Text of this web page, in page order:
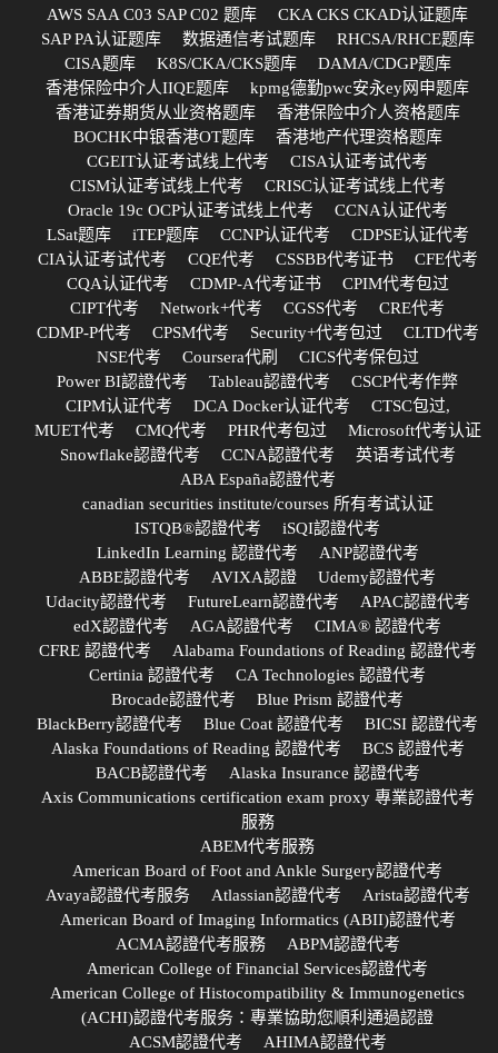
AWS SAA C03 SAP C02 题库
CKA CKS CKAD认证题库
SAP PA认证题库
数据通信考试题库
RHCSA/RHCE题库
CISA题库
K8S/CKA/CKS题库
DAMA/CDGP题库
香港保险中介人IIQE题库
kpmg德勤pwc安永ey网申题库
香港证券期货从业资格题库
香港保险中介人资格题库
BOCHK中银香港OT题库
香港地产代理资格题库
CGEIT认证考试线上代考
CISA认证考试代考
CISM认证考试线上代考
CRISC认证考试线上代考
Oracle 19c OCP认证考试线上代考
CCNA认证代考
LSat题库
iTEP题库 CCNP认证代考
CDPSE认证代考
CIA认证考试代考
CQE代考 CSSBB代考证书
CFE代考
CQA认证代考
CDMP-A代考证书
CPIM代考包过
CIPT代考
Network+代考 CGSS代考
CRE代考
CDMP-P代考
CPSM代考 Security+代考包过
CLTD代考
NSE代考
Coursera代刷
CICS代考保包过
Power BI認證代考
Tableau認證代考
CSCP代考作弊
CIPM认证代考
DCA Docker认证代考
CTSC包过,
MUET代考
CMQ代考 PHR代考包过
Microsoft代考认证
Snowflake認證代考
CCNA認證代考
英语考试代考
ABA España認證代考
canadian securities institute/courses 所有考试认证
ISTQB®認證代考
iSQI認證代考
LinkedIn Learning 認證代考
ANP認證代考
ABBE認證代考
AVIXA認證
Udemy認證代考
Udacity認證代考
FutureLearn認證代考
APAC認證代考
edX認證代考
AGA認證代考
CIMA® 認證代考
CFRE 認證代考
Alabama Foundations of Reading 認證代考
Certinia 認證代考
CA Technologies 認證代考
Brocade認證代考
Blue Prism 認證代考
BlackBerry認證代考
Blue Coat 認證代考
BICSI 認證代考
Alaska Foundations of Reading 認證代考
BCS 認證代考
BACB認證代考
Alaska Insurance 認證代考
Axis Communications certification exam proxy 專業認證代考
服務
ABEM代考服務
American Board of Foot and Ankle Surgery認證代考
Avaya認證代考服务
Atlassian認證代考
Arista認證代考
American Board of Imaging Informatics (ABII)認證代考
ACMA認證代考服務
ABPM認證代考
American College of Financial Services認證代考
American College of Histocompatibility & Immunogenetics
(ACHI)認證代考服务：專業協助您順利通過認證
ACSM認證代考
AHIMA認證代考